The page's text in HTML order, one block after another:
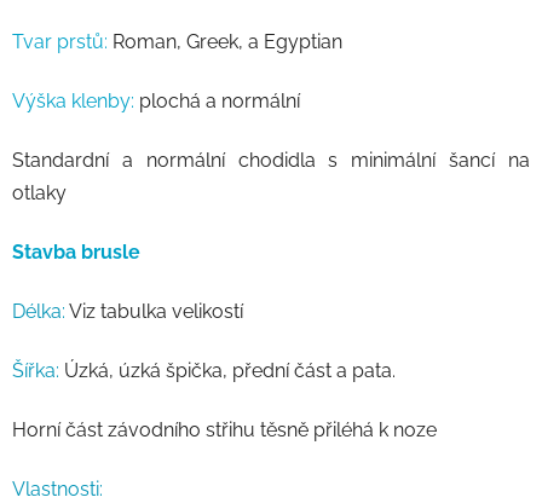
Tvar prstů: Roman, Greek, a Egyptian
Výška klenby: plochá a normální
Standardní a normální chodidla s minimální šancí na
otlaky
Stavba brusle
Délka: Viz tabulka velikostí
Šířka: Úzká, úzká špička, přední část a pata.
Horní část závodního střihu těsně přiléhá k noze
Vlastnosti: